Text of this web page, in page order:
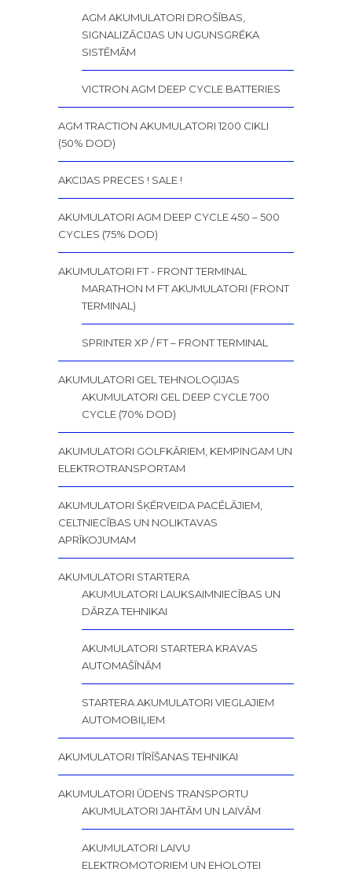
AGM AKUMULATORI DROŠĪBAS,
SIGNALIZĀCIJAS UN UGUNSGRĒKA
SISTĒMĀM
VICTRON AGM DEEP CYCLE BATTERIES
AGM TRACTION AKUMULATORI 1200 CIKLI
(50% DOD)
AKCIJAS PRECES ! SALE !
AKUMULATORI AGM DEEP CYCLE 450 – 500
CYCLES (75% DOD)
AKUMULATORI FT - FRONT TERMINAL
MARATHON M FT AKUMULATORI (FRONT
TERMINAL)
SPRINTER XP / FT – FRONT TERMINAL
AKUMULATORI GEL TEHNOLOĢIJAS
AKUMULATORI GEL DEEP CYCLE 700
CYCLE (70% DOD)
AKUMULATORI GOLFKĀRIEM, KEMPINGAM UN
ELEKTROTRANSPORTAM
AKUMULATORI ŠĶĒRVEIDA PACĒLĀJIEM,
CELTNIECĪBAS UN NOLIKTAVAS
APRĪKOJUMAM
AKUMULATORI STARTERA
AKUMULATORI LAUKSAIMNIECĪBAS UN
DĀRZA TEHNIKAI
AKUMULATORI STARTERA KRAVAS
AUTOMAŠĪNĀM
STARTERA AKUMULATORI VIEGLAJIEM
AUTOMOBIĻIEM
AKUMULATORI TĪRĪŠANAS TEHNIKAI
AKUMULATORI ŪDENS TRANSPORTU
AKUMULATORI JAHTĀM UN LAIVĀM
AKUMULATORI LAIVU
ELEKTROMOTORIEM UN EHOLOTEI